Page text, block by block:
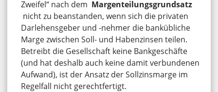
Zweifel“ nach dem Margenteilungsgrundsatz
nicht zu beanstanden, wenn sich die privaten
Darlehensgeber und -nehmer die bankübliche
Marge zwischen Soll- und Habenzinsen teilen.
Betreibt die Gesellschaft keine Bankgeschäfte
(und hat deshalb auch keine damit verbundenen
Aufwand), ist der Ansatz der Sollzinsmarge im
Regelfall nicht gerechtfertigt.